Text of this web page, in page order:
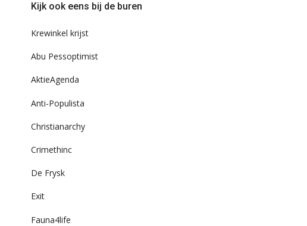
ons
Kijk ook eens bij de buren
Krewinkel krijst
Abu Pessoptimist
AktieAgenda
Anti-Populista
Christianarchy
Crimethinc
De Frysk
Exit
Fauna4life